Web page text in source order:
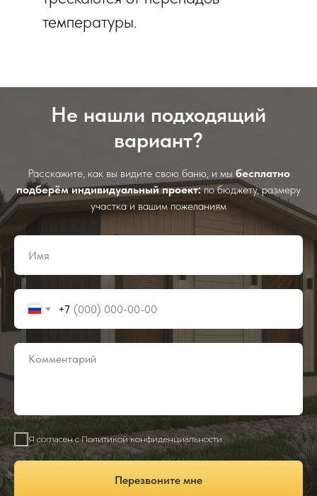
температуры.
Не нашли подходящий
вариант?
Расскажите, как вы видите свою баню, и мы бесплатно
подберём индивидуальный проект:по бюджету, размеру
участка и вашим пожеланиям
+7
Я согласен с Политикой конфиденциальности
Перезвоните мне